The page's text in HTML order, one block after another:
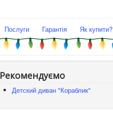
Послуги Гарантія Як купити?
Рекомендуємо
Детский диван "Кораблик"